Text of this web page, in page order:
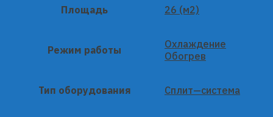
Площадь 26 (м2)
Режим работы
Охлаждение
Обогрев
Тип оборудования Сплит—система